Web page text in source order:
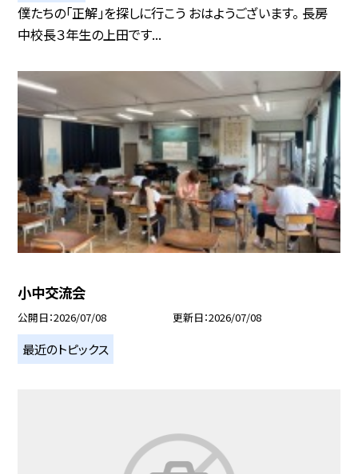
僕たちの「正解」を探しに行こう おはようございます。 長房
中校長３年生の上田です...
小中交流会
公開日 2026/07/08 更新日 2026/07/08
最近のトピックス